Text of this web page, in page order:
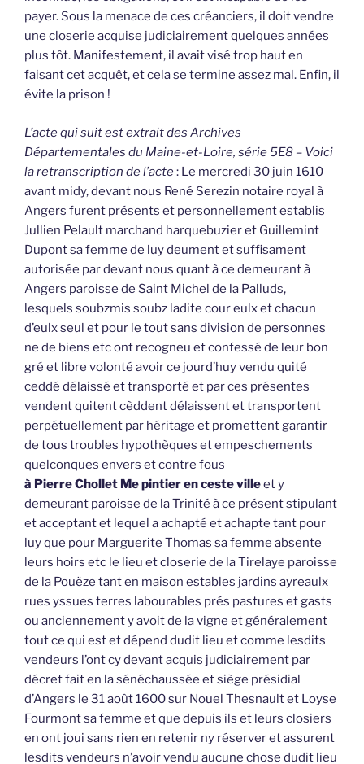
payer. Sous la menace de ces créanciers, il doit vendre
une closerie acquise judiciairement quelques années
plus tôt. Manifestement, il avait visé trop haut en
faisant cet acquêt, et cela se termine assez mal. Enfin, il
évite la prison !
L’acte qui suit est extrait des Archives
Départementales du Maine-et-Loire, série 5E8 – Voici
la retranscription de l’acte: Le mercredi 30 juin 1610
avant midy, devant nous René Serezin notaire royal à
Angers furent présents et personnellement establis
Jullien Pelault marchand harquebuzier et Guillemint
Dupont sa femme de luy deument et suffisament
autorisée par devant nous quant à ce demeurant à
Angers paroisse de Saint Michel de la Palluds,
lesquels soubzmis soubz ladite cour eulx et chacun
d’eulx seul et pour le tout sans division de personnes
ne de biens etc ont recogneu et confessé de leur bon
gré et libre volonté avoir ce jourd’huy vendu quité
ceddé délaissé et transporté et par ces présentes
vendent quitent cèddent délaissent et transportent
perpétuellement par héritage et promettent garantir
de tous troubles hypothèques et empeschements
quelconques envers et contre fous
à Pierre Chollet Me pintier en ceste villeet y
demeurant paroisse de la Trinité à ce présent stipulant
et acceptant et lequel a achapté et achapte tant pour
luy que pour Marguerite Thomas sa femme absente
leurs hoirs etc le lieu et closerie de la Tirelaye paroisse
de la Pouëze tant en maison estables jardins ayreaulx
rues yssues terres labourables prés pastures et gasts
ou anciennement y avoit de la vigne et généralement
tout ce qui est et dépend dudit lieu et comme lesdits
vendeurs l’ont cy devant acquis judiciairement par
décret fait en la sénéchaussée et siège présidial
d’Angers le 31 août 1600 sur Nouel Thesnault et Loyse
Fourmont sa femme et que depuis ils et leurs closiers
en ont joui sans rien en retenir ny réserver et assurent
lesdits vendeurs n’avoir vendu aucune chose dudit lieu